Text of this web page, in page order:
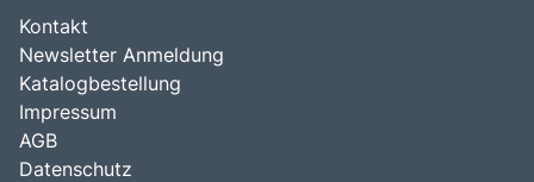
Kontakt
Newsletter Anmeldung
Katalogbestellung
Impressum
AGB
Datenschutz